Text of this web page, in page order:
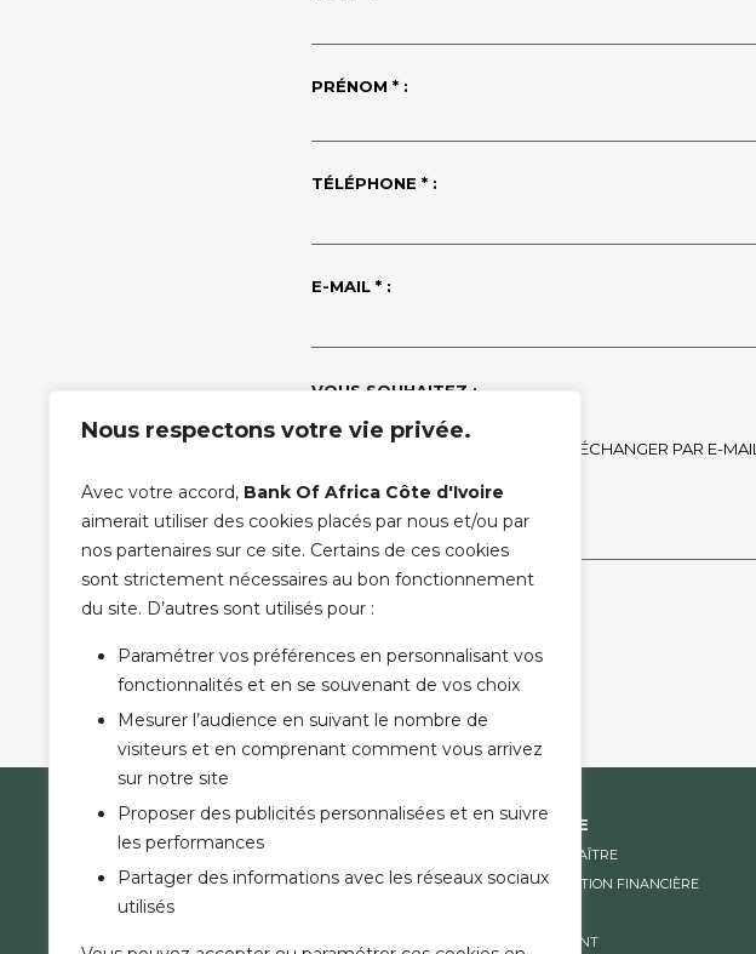
Nous respectons votre vie privée.
Avec votre accord, Bank Of Africa Côte d'Ivoire
aimerait utiliser des cookies placés par nous et/ou par
nos partenaires sur ce site. Certains de ces cookies
sont strictement nécessaires au bon fonctionnement
du site. D’autres sont utilisés pour :
Paramétrer vos préférences en personnalisant vos
fonctionnalités et en se souvenant de vos choix
Mesurer l’audience en suivant le nombre de
visiteurs et en comprenant comment vous arrivez
sur notre site
Proposer des publicités personnalisées et en suivre
les performances
Partager des informations avec les réseaux sociaux
utilisés
PRÉNOM * :
TÉLÉPHONE * :
E-MAIL * :
VOUS SOUHAITEZ :
ÊTRE APPELÉ ÉCHANGER PAR E-MAIL
MESSAGE :
PLEASE LEAVE THIS FIELD EMPTY.
(*) champ obligatoire
LA BANQUE
NOUS CONNAÎTRE
COMMUNICATION FINANCIÈRE
RECRUTEMENT